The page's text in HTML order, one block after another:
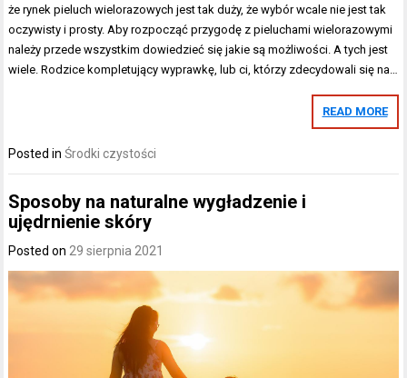
że rynek pieluch wielorazowych jest tak duży, że wybór wcale nie jest tak
oczywisty i prosty. Aby rozpocząć przygodę z pieluchami wielorazowymi
należy przede wszystkim dowiedzieć się jakie są możliwości. A tych jest
wiele. Rodzice kompletujący wyprawkę, lub ci, którzy zdecydowali się na…
READ MORE
Posted inŚrodki czystości
Sposoby na naturalne wygładzenie i
ujędrnienie skóry
Posted on 29 sierpnia 2021